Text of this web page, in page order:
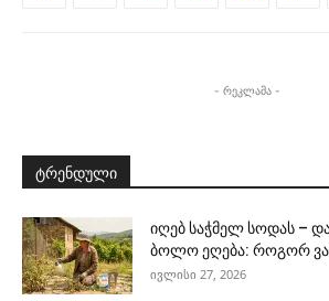
- რეკლამა -
ტრენდული
იღებ საჭმელ სოდას –
ბოლო ეღება: როგორ
ივლისი 27, 2026